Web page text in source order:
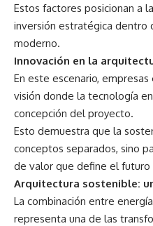
Estos factores posicionan a
inversión estratégica dentro
moderno.
Innovación en la
En este escenario, empresas
visión donde la tecnología
concepción del proyecto.
Esto demuestra que la
conceptos separados, sino
de valor que define el
Arquitectura sostenible:
La combinación entre
representa una de las